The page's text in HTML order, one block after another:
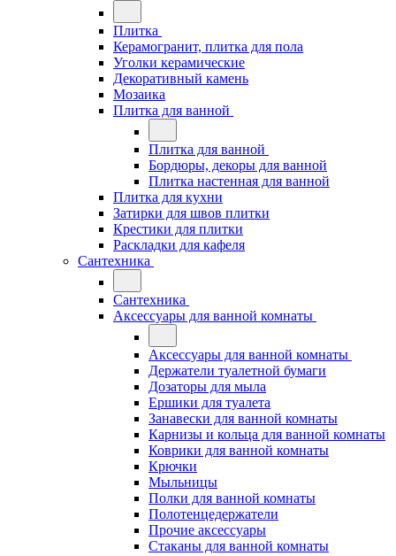
Плитка
Керамогранит, плитка для пола
Уголки керамические
Декоративный камень
Мозаика
Плитка для ванной
Плитка для ванной
Бордюры, декоры для ванной
Плитка настенная для ванной
Плитка для кухни
Затирки для швов плитки
Крестики для плитки
Раскладки для кафеля
Сантехника
Сантехника
Аксессуары для ванной комнаты
Аксессуары для ванной комнаты
Держатели туалетной бумаги
Дозаторы для мыла
Ершики для туалета
Занавески для ванной комнаты
Карнизы и кольца для ванной комнаты
Коврики для ванной комнаты
Крючки
Мыльницы
Полки для ванной комнаты
Полотенцедержатели
Прочие аксессуары
Стаканы для ванной комнаты